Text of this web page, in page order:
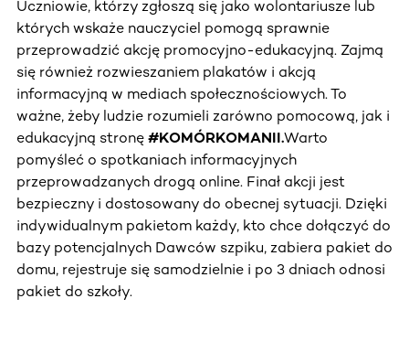
Uczniowie, którzy zgłoszą się jako wolontariusze lub
których wskaże nauczyciel pomogą sprawnie
przeprowadzić akcję promocyjno-edukacyjną. Zajmą
się również rozwieszaniem plakatów i akcją
informacyjną w mediach społecznościowych. To
ważne, żeby ludzie rozumieli zarówno pomocową, jak i
edukacyjną stronę #KOMÓRKOMANII.Warto
pomyśleć o spotkaniach informacyjnych
przeprowadzanych drogą online. Finał akcji jest
bezpieczny i dostosowany do obecnej sytuacji. Dzięki
indywidualnym pakietom każdy, kto chce dołączyć do
bazy potencjalnych Dawców szpiku, zabiera pakiet do
domu, rejestruje się samodzielnie i po 3 dniach odnosi
pakiet do szkoły.